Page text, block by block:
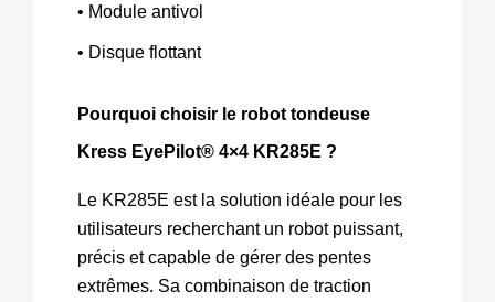
• Module antivol
• Disque flottant
Pourquoi choisir le robot tondeuse
Kress EyePilot® 4×4 KR285E ?
Le KR285E est la solution idéale pour les
utilisateurs recherchant un robot puissant,
précis et capable de gérer des pentes
extrêmes. Sa combinaison de traction